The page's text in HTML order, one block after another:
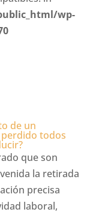
wp-
de un
todos
que son
la retirada
precisa
laboral,